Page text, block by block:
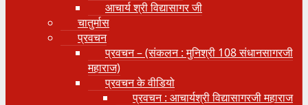
आचार्य श्री विद्यासागर जी
चातुर्मास
प्रवचन
प्रवचन – (संकलन : मुनिश्री 108 संधानसागरजी
महाराज)
प्रवचन के वीडियो
प्रवचन : आचार्यश्री ‍विद्यासागरजी महाराज